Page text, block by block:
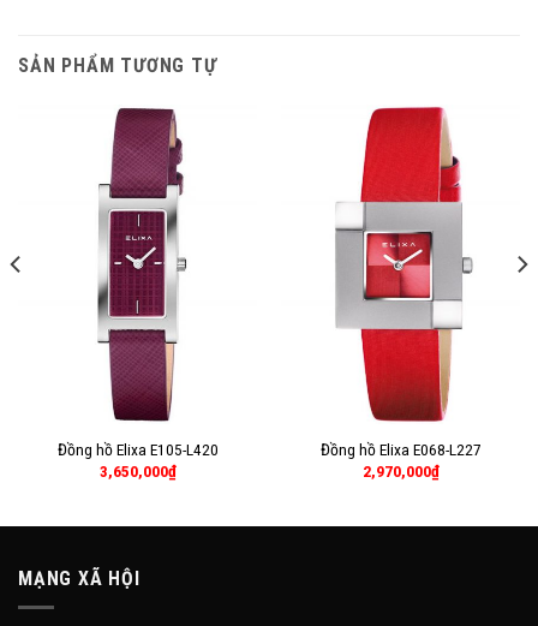
SẢN PHẨM TƯƠNG TỰ
Đồng hồ Elixa E105-L420
3,650,000₫
Đồng hồ Elixa E068-L227
2,970,000₫
MẠNG XÃ HỘI